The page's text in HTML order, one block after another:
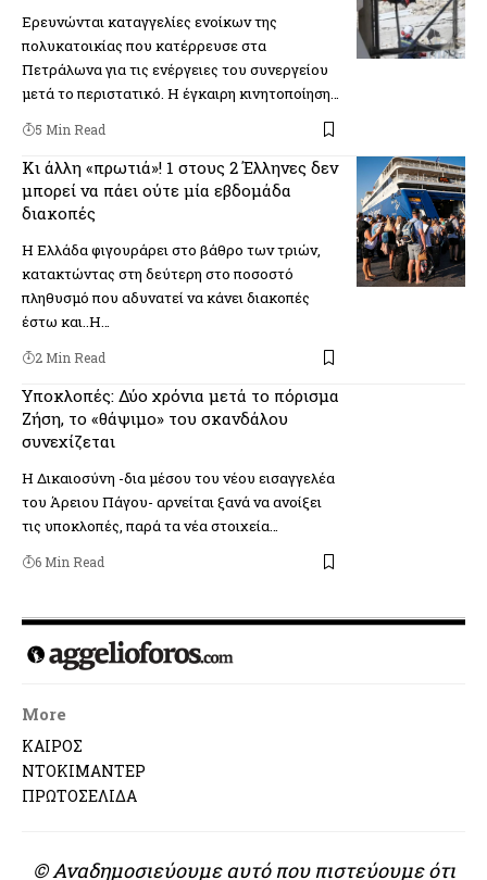
Ερευνώνται καταγγελίες ενοίκων της
πολυκατοικίας που κατέρρευσε στα
Πετράλωνα για τις ενέργειες του συνεργείου
μετά το περιστατικό. Η έγκαιρη κινητοποίηση…
5 Min Read
Κι άλλη «πρωτιά»! 1 στους 2 Έλληνες δεν
μπορεί να πάει ούτε μία εβδομάδα
διακοπές
Η Ελλάδα φιγουράρει στο βάθρο των τριών,
κατακτώντας στη δεύτερη στο ποσοστό
πληθυσμό που αδυνατεί να κάνει διακοπές
έστω και..Η…
2 Min Read
Υποκλοπές: Δύο χρόνια μετά το πόρισμα
Ζήση, το «θάψιμο» του σκανδάλου
συνεχίζεται
Η Δικαιοσύνη -δια μέσου του νέου εισαγγελέα
του Άρειου Πάγου- αρνείται ξανά να ανοίξει
τις υποκλοπές, παρά τα νέα στοιχεία…
6 Min Read
More
ΚΑΙΡΟΣ
ΝΤΟΚΙΜΑΝΤΕΡ
ΠΡΩΤΟΣΕΛΙΔΑ
© Αναδημοσιεύουμε αυτό που πιστεύουμε ότι